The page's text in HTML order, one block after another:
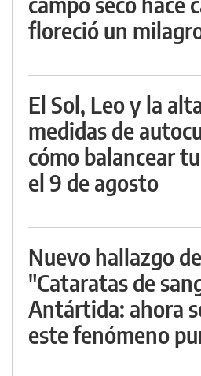
floreció un
El Sol, Leo y la
medidas de
cómo balancear
el 9 de agosto
Nuevo hallazgo
"Cataratas de
Antártida: ahora
este fenómeno